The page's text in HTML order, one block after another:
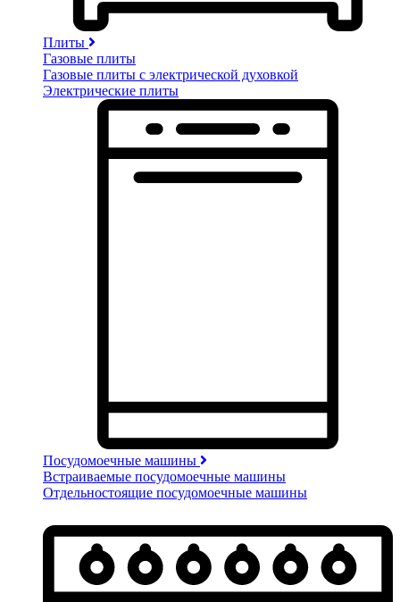
Плиты
Газовые плиты
Газовые плиты с электрической духовкой
Электрические плиты
Посудомоечные машины
Встраиваемые посудомоечные машины
Отдельностоящие посудомоечные машины